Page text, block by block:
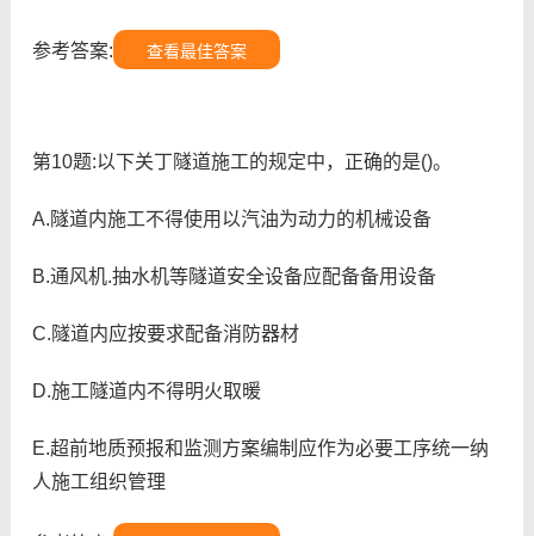
参考答案: 查看最佳答案
第10题:以下关丁隧道施工的规定中，正确的是()。
A.隧道内施工不得使用以汽油为动力的机械设备
B.通风机.抽水机等隧道安全设备应配备备用设备
C.隧道内应按要求配备消防器材
D.施工隧道内不得明火取暖
E.超前地质预报和监测方案编制应作为必要工序统一纳
人施工组织管理